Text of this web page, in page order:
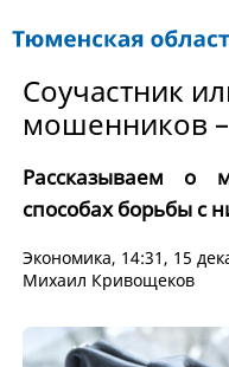
Соучастник
мошенников –
Рассказываем о
способах борьбы с
Экономика, 14:31, 15
Михаил Кривощеков